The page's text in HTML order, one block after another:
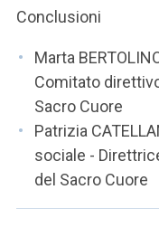
Conclusioni
Marta
Comitato
Sacro Cuore
Patrizia
sociale -
del Sacro Cuore